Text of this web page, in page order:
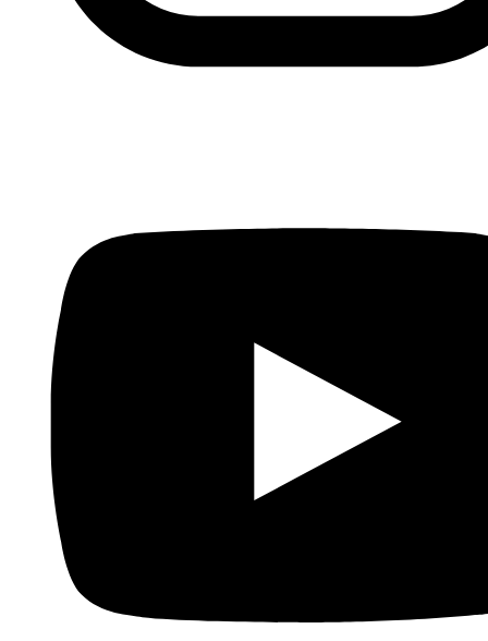
Sulayman
Estas series trataban temas que giran en
torno a la revolución del 25 de enero, como la corrupción,
la violencia que ejercía la policía contra los
Sin embargo, esto no duró mucho, pues en la era de Al
Sisi, el aparato de inteligencia del Estado volvió a
monopolizar los medios de comunicación como medio
para adoctrinar a la sociedad. Este Ramadán 2021 tres
obras producidas por la compañía Synergy,
aparato del Estado, siguen la misma temática:
glorificar el papel del ejército y la policía en Egipto.
Ejemplos de estas series son:
1.Contra Ataque
Extraída de los archivos de inteligencia egipcia, gira en
torno a dos jóvenes egipcios, Saif y Dina que se